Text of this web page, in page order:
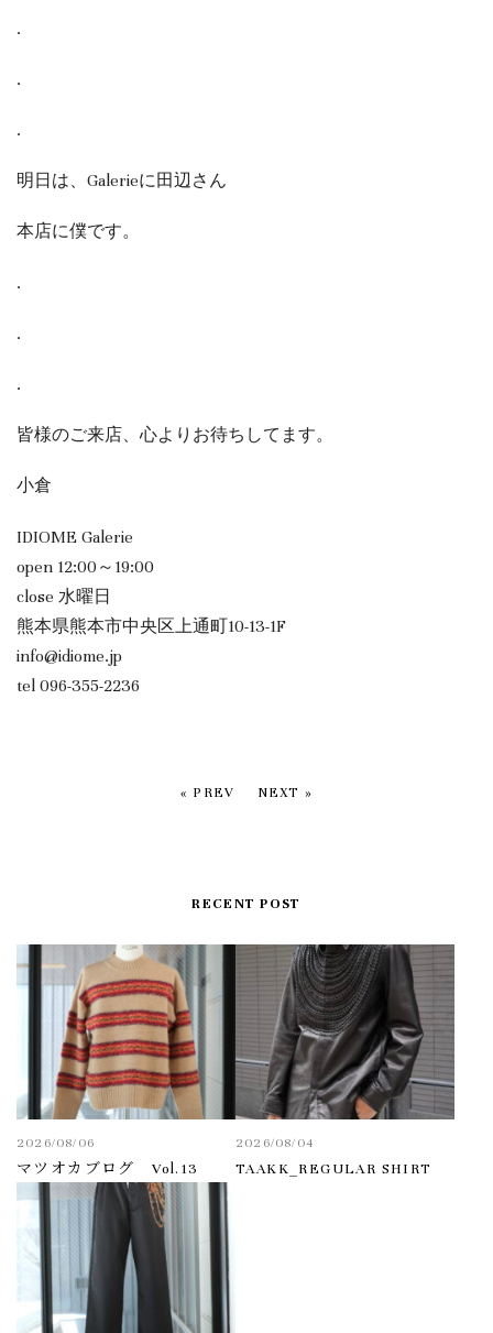
.
.
.
明日は、Galerieに田辺さん
本店に僕です。
.
.
.
皆様のご来店、心よりお待ちしてます。
小倉
IDIOME Galerie
open 12:00～19:00
close 水曜日
熊本県熊本市中央区上通町10-13-1F
info@idiome.jp
tel 096-355-2236
« PREV NEXT »
RECENT POST
2026/08/06
マツオカブログ Vol.13
2026/08/04
TAAKK_REGULAR SHIRT